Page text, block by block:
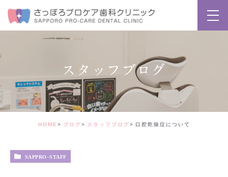
スタッフブログ
HOME ブログ スタッフブログ 口腔乾燥症について
SAPPRO-STAFF